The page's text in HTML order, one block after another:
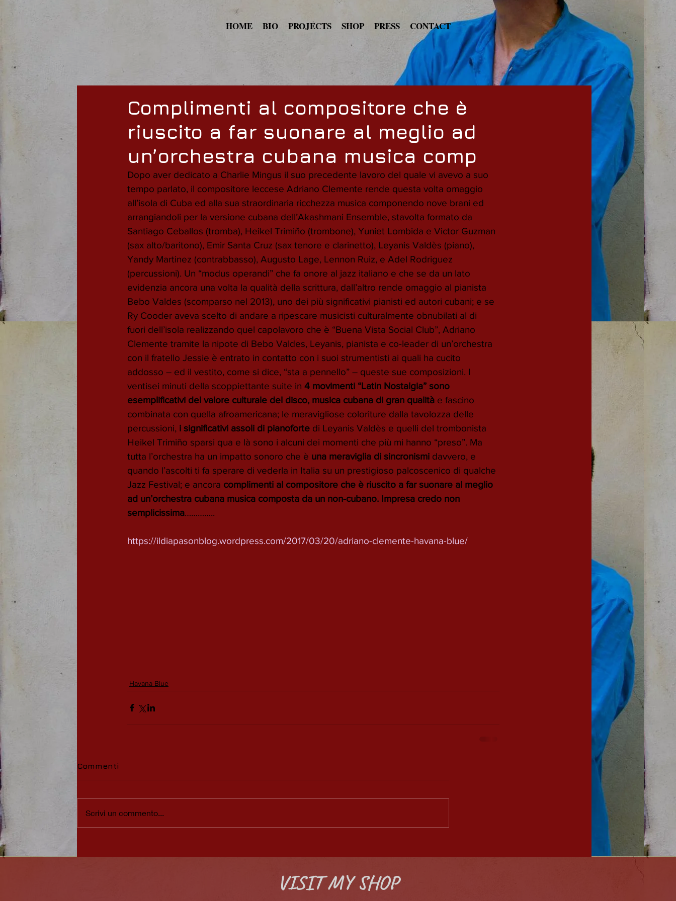
HOME BIO PROJECTS SHOP PRESS CONTACT
Complimenti al compositore che è
riuscito a far suonare al meglio ad
un’orchestra cubana musica comp
Dopo aver dedicato a Charlie Mingus il suo precedente lavoro del quale vi avevo a suo
tempo parlato, il compositore leccese Adriano Clemente rende questa volta omaggio
all’isola di Cuba ed alla sua straordinaria ricchezza musica componendo nove brani ed
arrangiandoli per la versione cubana dell’Akashmani Ensemble, stavolta formato da
Santiago Ceballos (tromba), Heikel Trimiño (trombone), Yuniet Lombida e Victor Guzman
(sax alto/baritono), Emir Santa Cruz (sax tenore e clarinetto), Leyanis Valdès (piano),
Yandy Martinez (contrabbasso), Augusto Lage, Lennon Ruiz, e Adel Rodriguez
(percussioni). Un “modus operandi” che fa onore al jazz italiano e che se da un lato
evidenzia ancora una volta la qualità della scrittura, dall’altro rende omaggio al pianista
Bebo Valdes (scomparso nel 2013), uno dei più significativi pianisti ed autori cubani; e se
Ry Cooder aveva scelto di andare a ripescare musicisti culturalmente obnubilati al di
fuori dell’isola realizzando quel capolavoro che è “Buena Vista Social Club”, Adriano
Clemente tramite la nipote di Bebo Valdes, Leyanis, pianista e co-leader di un’orchestra
con il fratello Jessie è entrato in contatto con i suoi strumentisti ai quali ha cucito
addosso – ed il vestito, come si dice, “sta a pennello” – queste sue composizioni. I
ventisei minuti della scoppiettante suite in 4 movimenti “Latin Nostalgia” sono
esemplificativi del valore culturale del disco, musica cubana di gran qualità e fascino
combinata con quella afroamericana; le meravigliose coloriture dalla tavolozza delle
percussioni, i significativi assoli di pianoforte di Leyanis Valdès e quelli del trombonista
Heikel Trimiño sparsi qua e là sono i alcuni dei momenti che più mi hanno “preso”. Ma
tutta l’orchestra ha un impatto sonoro che è una meraviglia di sincronismi davvero, e
quando l’ascolti ti fa sperare di vederla in Italia su un prestigioso palcoscenico di qualche
Jazz Festival; e ancora complimenti al compositore che è riuscito a far suonare al meglio
ad un’orchestra cubana musica composta da un non-cubano. Impresa credo non
semplicissima…………..
https://ildiapasonblog.wordpress.com/2017/03/20/adriano-clemente-havana-blue/
Havana Blue
Commenti
Scrivi un commento...
VISIT MYSHOP